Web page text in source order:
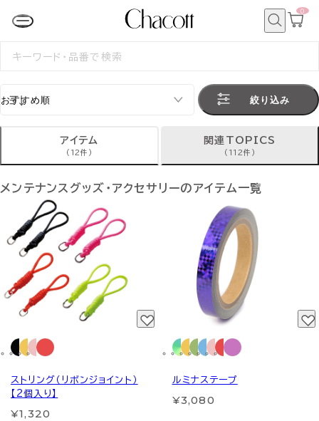
カ
0
検
絞り込み
アイテム
(12件)
関連TOPICS
(112件)
メンテナンスグッズ・アクセサリーのアイテム一覧
ストリング（リボンジョイント）
【2個入り】
¥1,320
ルミナステープ
¥3,080